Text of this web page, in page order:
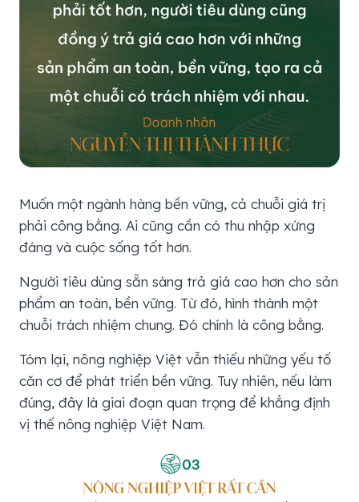
Muốn một ngành hàng bền vững, cả chuỗi giá trị
phải công bằng. Ai cũng cần có thu nhập xứng
đáng và cuộc sống tốt hơn.
Người tiêu dùng sẵn sàng trả giá cao hơn cho sản
phẩm an toàn, bền vững. Từ đó, hình thành một
chuỗi trách nhiệm chung. Đó chính là công bằng.
Tóm lại, nông nghiệp Việt vẫn thiếu những yếu tố
căn cơ để phát triển bền vững. Tuy nhiên, nếu làm
đúng, đây là giai đoạn quan trọng để khẳng định
vị thế nông nghiệp Việt Nam.